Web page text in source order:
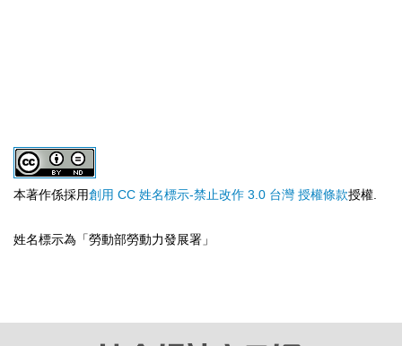
本著作係採用創用 CC 姓名標示-禁止改作 3.0 台灣 授權條款授權.
姓名標示為「勞動部勞動力發展署」